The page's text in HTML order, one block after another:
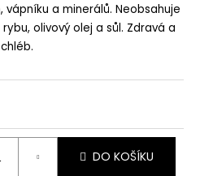
a minerálů. Neobsahuje
olivový olej a sůl. Zdravá a
chléb.
DO KOŠÍKU